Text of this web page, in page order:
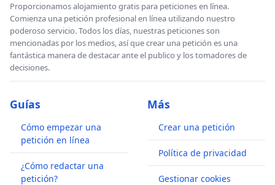
Proporcionamos alojamiento gratis para peticiones en línea.
Comienza una petición profesional en línea utilizando nuestro
poderoso servicio. Todos los días, nuestras peticiones son
mencionadas por los medios, así que crear una petición es una
fantástica manera de destacar ante el publico y los tomadores de
decisiones.
Guías
Cómo empezar una
petición en línea
¿Cómo redactar una
petición?
Más
Crear una petición
Política de privacidad
Gestionar cookies